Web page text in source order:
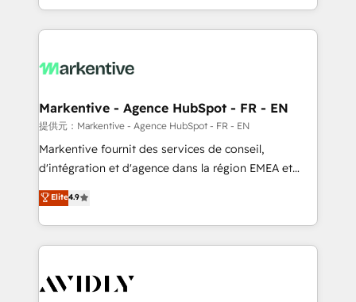
か？ ✓ HubSpot Eliteパートナー認定 ✓ HubSpotアワ
ード受賞・HUGリーダー ✓ ISO27001:2022 /
HubSpot大百科 出版 CRM・AI活用に関するご相談、現
せください。
Loop Marketing framework through expert-led
services, smart agents, and purpose-built apps,
results, fast. ⚙️CRM & RevOps: Align all Hubs to your
🎯Demand Gen & ABM: Drive pipeline with inbound,
ABM, AEO, SEO, & paid media. 👩‍💻Web Design:
Build high-performing websites with UX, messaging,
& conversion strategy that drive results. 🤖AI
AI, & maximize AEO with tailored AI services. 🧩
Integrations: Extend HubSpot with custom
Markentive - Agence HubSpot - FR - EN
提供元：Markentive - Agence HubSpot - FR - EN
Markentive fournit des services de conseil,
d'intégration et d'agence dans la région EMEA et
North America. Avec plus de 115 experts en
marketing automation, Growth, Revops, CRM et
webdesign. Markentive is both a consulting firm, a
digital agency and an integrator. With over 115
CRM and webdesign (We focus on EMEA - USA
Elite4.9